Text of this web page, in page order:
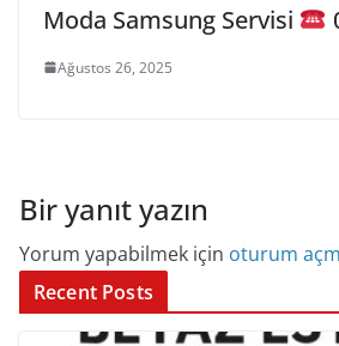
Moda Samsung Servisi
Ağustos 26, 2025
Bir yanıt yazın
Yorum yapabilmek için oturum
Recent Posts